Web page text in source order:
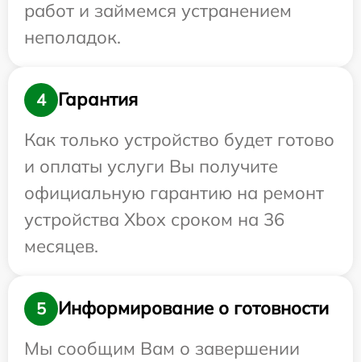
работ и займемся устранением
неполадок.
4
Гарантия
Как только устройство будет готово
и оплаты услуги Вы получите
официальную гарантию на ремонт
устройства Xbox сроком на 36
месяцев.
5
Информирование о готовности
Мы сообщим Вам о завершении